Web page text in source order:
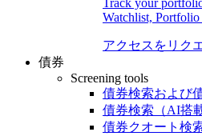
Track your
Watchlist,
アクセスをリク
債券
Screening tools
債券検索および
債券検索（AI搭
債券クオート検